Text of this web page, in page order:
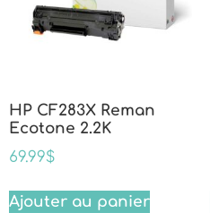
HP CF283X Reman
Ecotone 2.2K
69.99$
Ajouter au panier